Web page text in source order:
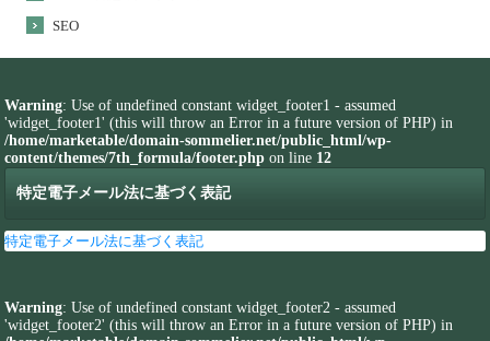
SEO
Warning: Use of undefined constant widget_footer1 - assumed
'widget_footer1' (this will throw an Error in a future version of PHP) in
/home/marketable/domain-sommelier.net/public_html/wp-
content/themes/7th_formula/footer.php on line 12
特定電子メール法に基づく表記
特定電子メール法に基づく表記
Warning: Use of undefined constant widget_footer2 - assumed
'widget_footer2' (this will throw an Error in a future version of PHP) in